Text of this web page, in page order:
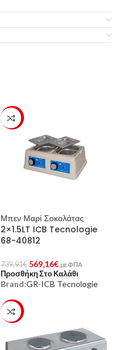
-23%
Μπεν Μαρί Σοκολάτας
2×1.5LT ICB Tecnologie
68-40812
739,91€ 569,16€ με ΦΠΑ
Προσθήκη Στο Καλάθι
Brand:GR-ICB Tecnologie
-23%